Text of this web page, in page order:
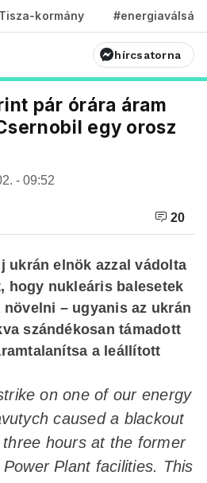
kormány #energiaválság
hírcsatorna
pár órára áram
egy orosz
- 09:52
20
ukrán elnök azzal vádolta
hogy nukleáris balesetek
– ugyanis az ukrán
szándékosan támadott
a leállított
on one of our energy
caused a blackout
hours at the former
Plant facilities. This